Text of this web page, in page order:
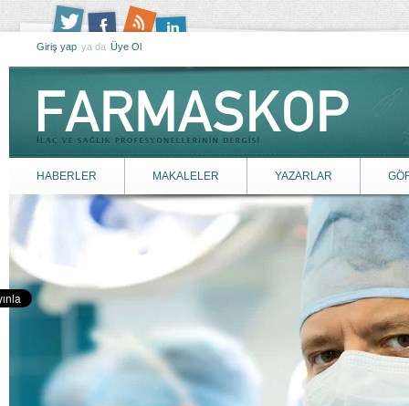
Giriş yap ya da Üye Ol
HABERLER MAKALELER YAZARLAR